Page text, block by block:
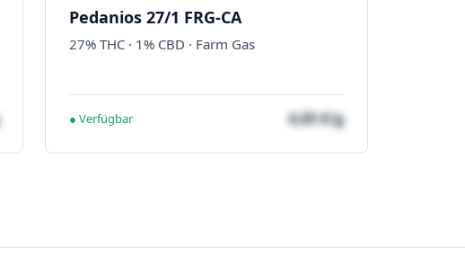
Pedanios 27/1 FRG-CA
27% THC · 1% CBD · Farm Gas
● Verfügbar 4,65 €/g